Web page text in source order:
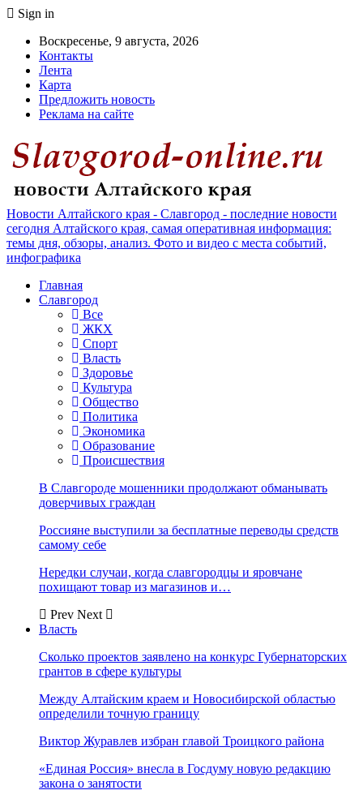
Sign in
Воскресенье, 9 августа, 2026
Контакты
Лента
Карта
Предложить новость
Реклама на сайте
Новости Алтайского края - Славгород - последние новости
сегодня Алтайского края, самая оперативная информация:
темы дня, обзоры, анализ. Фото и видео с места событий,
инфографика
Главная
Славгород
Все
ЖКХ
Спорт
Власть
Здоровье
Культура
Общество
Политика
Экономика
Образование
Происшествия
В Славгороде мошенники продолжают обманывать
доверчивых граждан
Россияне выступили за бесплатные переводы средств
самому себе
Нередки случаи, когда славгородцы и яровчане
похищают товар из магазинов и…
Prev Next
Власть
Сколько проектов заявлено на конкурс Губернаторских
грантов в сфере культуры
Между Алтайским краем и Новосибирской областью
определили точную границу
Виктор Журавлев избран главой Троицкого района
«Единая Россия» внесла в Госдуму новую редакцию
закона о занятости